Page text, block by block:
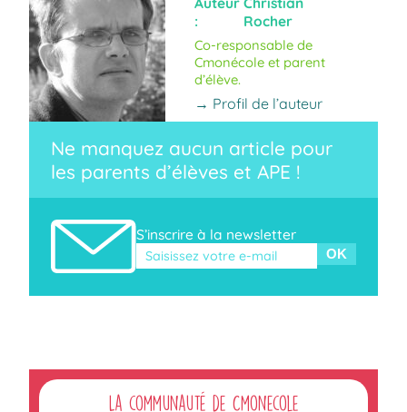
:
Rocher
Co-responsable de
Cmonécole et parent
d’élève.
→ Profil de l’auteur
Ne manquez aucun article pour
les parents d’élèves et APE !
S’inscrire à la newsletter
Veuillez laisser ce champ vide.
La communauté de Cmonecole